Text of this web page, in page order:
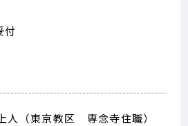
付
（東京教区 専念寺住職）